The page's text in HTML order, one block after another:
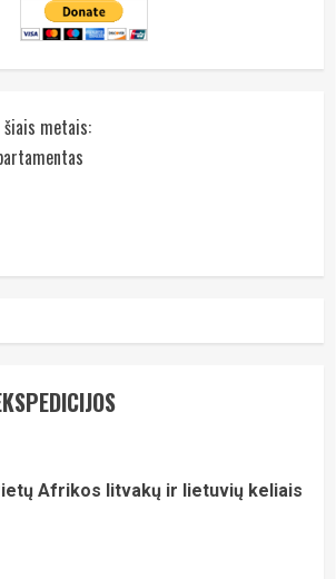
metais:
Afrikos litvakų ir lietuvių keliais